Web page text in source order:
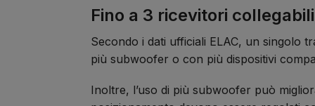
Fino a 3 ricevitori collegabili
Secondo i dati ufficiali ELAC, un singolo
più subwoofer o con più dispositivi
Inoltre, l’uso di più subwoofer può